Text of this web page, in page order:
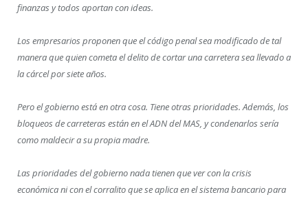
finanzas y todos aportan con ideas.
Los empresarios proponen que el código penal sea modificado de tal
manera que quien cometa el delito de cortar una carretera sea llevado a
la cárcel por siete años.
Pero el gobierno está en otra cosa. Tiene otras prioridades. Además, los
bloqueos de carreteras están en el ADN del MAS, y condenarlos sería
como maldecir a su propia madre.
Las prioridades del gobierno nada tienen que ver con la crisis
económica ni con el corralito que se aplica en el sistema bancario para